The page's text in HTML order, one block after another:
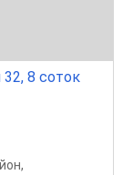
8 соток
,